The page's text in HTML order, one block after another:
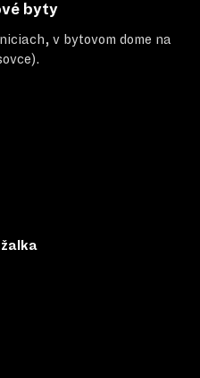
byty
v bytovom dome na